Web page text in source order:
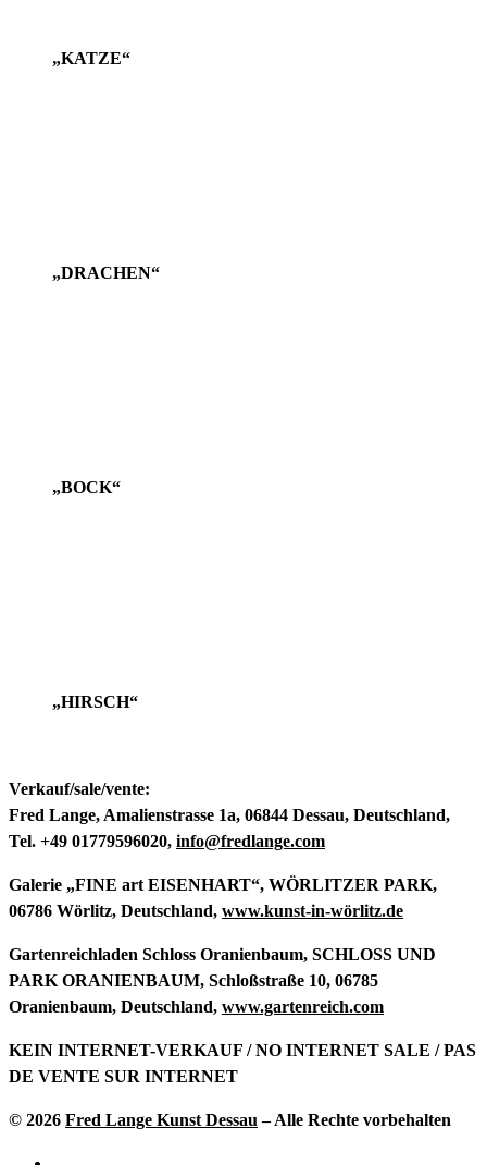
„KATZE“
„DRACHEN“
„BOCK“
„HIRSCH“
Verkauf/sale/vente:
Fred Lange, Amalienstrasse 1a, 06844 Dessau, Deutschland,
Tel. +49 01779596020, info@fredlange.com
Galerie „FINE art EISENHART“, WÖRLITZER PARK,
06786 Wörlitz, Deutschland, www.kunst-in-wörlitz.de
Gartenreichladen Schloss Oranienbaum, SCHLOSS UND
PARK ORANIENBAUM, Schloßstraße 10, 06785
Oranienbaum, Deutschland, www.gartenreich.com
KEIN INTERNET-VERKAUF / NO INTERNET SALE / PAS
DE VENTE SUR INTERNET
© 2026 Fred Lange Kunst Dessau – Alle Rechte vorbehalten